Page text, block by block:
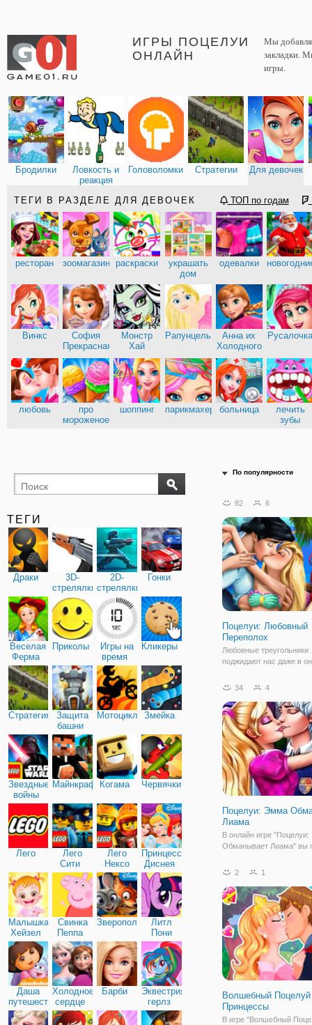
ИГРЫ ПОЦЕЛУИ
ОНЛАЙН
Мы
закладки.
игры.
Бродилки
Ловкость и
реакция
Головоломки Стратегии Для девочек
ТЕГИ В РАЗДЕЛЕ ДЛЯ ДЕВОЧЕК ТОП по годам
ресторан зоомагазин раскраски
украшать
дом
одевалки
Эльза из
Холодного
сердца
Кухня
Сары
Винкс
София
Прекрасная
Монстр
Хай
Рапунцель
Анна их
Холодного
сердца
любовь
про
мороженое
шоппинг парикмахерскиебольница
лечить
зубы
ТЕГИ
Драки
3D-
стрелялки
2D-
стрелялки
Гонки
Веселая
Ферма
Приколы
Игры на
время
Кликеры
Стратегия
Защита
башни
МотоциклыЗмейка
Звездные
войны
Майнкрафт Когама Червячки
Лего
Лего
Сити
Лего
Нексо
Найтс
Принцессы
Диснея
Малышка
Хейзел
Свинка
Пеппа
Зверополис
Литл
Пони
Дружба
Даша
путешественница
Холодное
сердце
Барби
Эквестрия
герлз
По популярности
82 6
Поцелуи: Любовный
Переполох
Любовные треугольники
поджидают нас даже в
Любовный Переполох".
русалочку Ариэль и
образе русалки.
просто - Эрик
34 4
Поцелуи: Эмма
Лиама
В онлайн игре
Обманывает Лиама" вы
разрушить любовный
чтобы парочка
не заполнится
важное
2 1
Волшебный Поцелуй
Принцессы
В игре "Волшебный